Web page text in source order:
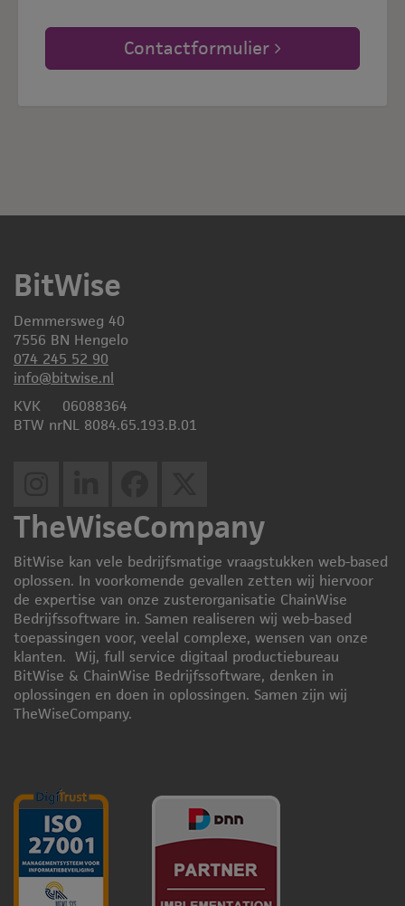
Contactformulier
BitWise
Demmersweg 40
7556 BN Hengelo
074 245 52 90
info@bitwise.nl
KVK
06088364
BTW nrNL 8084.65.193.B.01
TheWiseCompany
BitWise kan vele bedrijfsmatige vraagstukken web-based
oplossen. In voorkomende gevallen zetten wij hiervoor
de expertise van onze zusterorganisatie ChainWise
Bedrijfssoftware in. Samen realiseren wij web-based
toepassingen voor, veelal complexe, wensen van onze
klanten. Wij, full service digitaal productiebureau
BitWise & ChainWise Bedrijfssoftware, denken in
oplossingen en doen in oplossingen. Samen zijn wij
TheWiseCompany.